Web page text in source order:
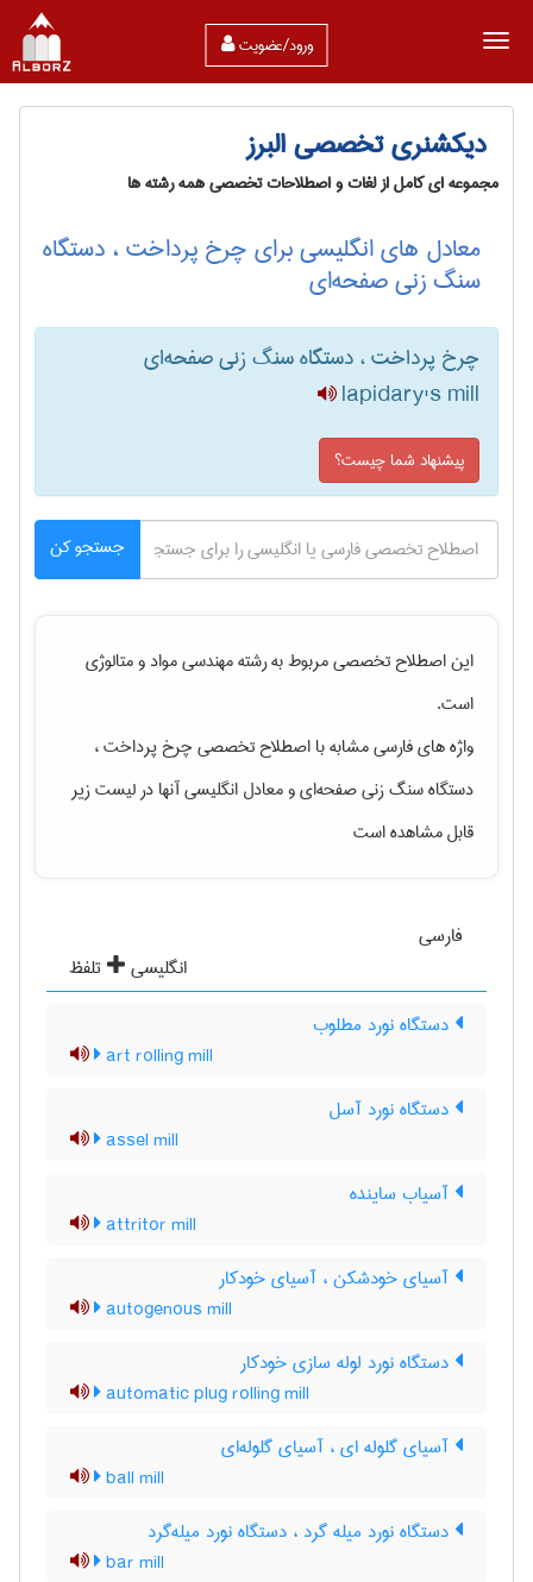
ورود/عضویت
دیکشنری تخصصی البرز
مجموعه ای کامل از لغات و اصطلاحات تخصصی همه رشته ها
معادل های انگلیسی برای چرخ پرداخت ، دستگاه
سنگ زنی صفحه‌ای
چرخ پرداخت ، دستگاه سنگ زنی صفحه‌ای
lapidary's mill
پیشنهاد شما چیست؟
جستجو کن
این اصطلاح تخصصی مربوط به رشتهمهندسی مواد و متالوژی
است.
واژه های فارسی مشابه با اصطلاح تخصصیچرخ پرداخت ،
دستگاه سنگ زنی صفحه‌ایو معادل انگلیسی آنها در لیست زیر
قابل مشاهده است
فارسی
انگلیسی
تلفظ
دستگاه نورد مطلوب
art rolling mill
دستگاه نورد آسل
assel mill
آسیاب ساینده
attritor mill
آسیای خودشکن ، آسیای خودکار
autogenous mill
دستگاه نورد لوله سازی خودکار
automatic plug rolling mill
آسیای گلوله ای ، آسیای گلوله‌ای
ball mill
دستگاه نورد میله گرد ، دستگاه نورد میله‌گرد
bar mill